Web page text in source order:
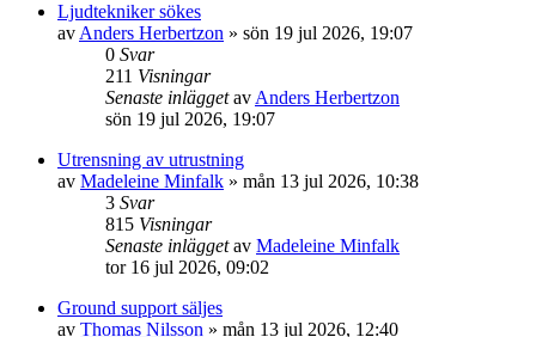
Ljudtekniker sökes
avAnders Herbertzon » sön 19 jul 2026, 19:07
0 Svar
211 Visningar
Senaste inläggetavAnders Herbertzon
sön 19 jul 2026, 19:07
Utrensning av utrustning
av Madeleine Minfalk » mån 13 jul 2026, 10:38
3 Svar
815 Visningar
Senaste inläggetav Madeleine Minfalk
tor 16 jul 2026, 09:02
Ground support säljes
av Thomas Nilsson » mån 13 jul 2026, 12:40